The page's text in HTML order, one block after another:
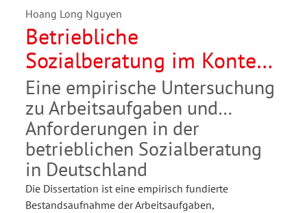
Hoang Long Nguyen
Betriebliche
Sozialberatung im Kontext
von Corporate Social
Responsibility
Eine empirische Untersuchung
zu Arbeitsaufgaben und
Anforderungen in der
betrieblichen Sozialberatung
in Deutschland
Die Dissertation ist eine empirisch fundierte
Bestandsaufnahme der Arbeitsaufgaben,